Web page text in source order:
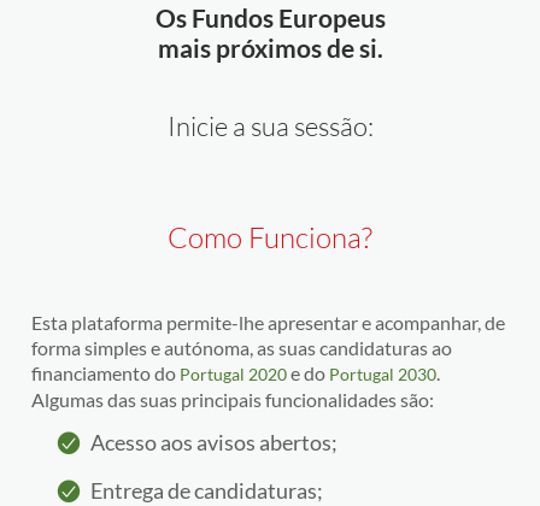
Os Fundos Europeus
mais próximos de si.
Inicie a sua sessão:
Como Funciona?
Esta plataforma permite-lhe apresentar e acompanhar, de
forma simples e autónoma, as suas candidaturas ao
financiamento do Portugal 2020e do Portugal 2030
Algumas das suas principais funcionalidades são:
Acesso aos avisos abertos;
Entrega de candidaturas;